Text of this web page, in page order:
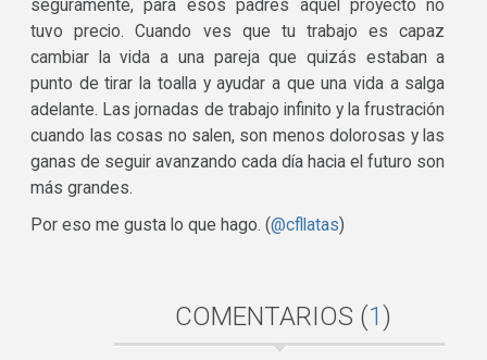
seguramente, para esos padres aquel proyecto no
tuvo precio. Cuando ves que tu trabajo es capaz
cambiar la vida a una pareja que quizás estaban a
punto de tirar la toalla y ayudar a que una vida a salga
adelante. Las jornadas de trabajo infinito y la frustración
cuando las cosas no salen, son menos dolorosas y las
ganas de seguir avanzando cada día hacia el futuro son
más grandes.
Por eso me gusta lo que hago. (@cfllatas)
COMENTARIOS (1 )